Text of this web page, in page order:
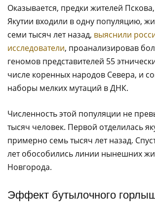
Оказывается, предки жителей
Якутии входили в одну популяцию,
семи тысяч лет назад, выяснили
исследователи, проанализировав
геномов представителей 55
числе коренных народов Севера, и
наборы мелких мутаций в ДНК.
Численность этой популяции не
тысяч человек. Первой отделилась
примерно семь тысяч лет назад.
лет обособились линии нынешних
Новгорода.
Эффект бутылочного